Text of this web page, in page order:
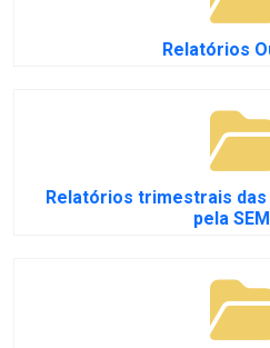
Relatórios
Relatórios trimestrais
pela